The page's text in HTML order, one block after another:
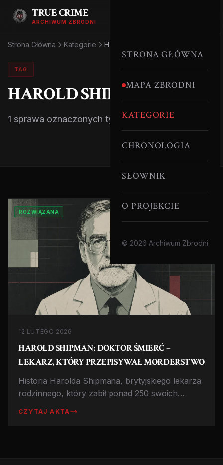
TRUE CRIME
ARCHIWUM ZBRODNI
STRONA GŁÓWNA
MAPA ZBRODNI
KATEGORIE
CHRONOLOGIA
SŁOWNIK
O PROJEKCIE
© 2026 Archiwum Zbrodni
Strona Główna Kategorie Harold Shipman
TAG
HAROLD SHIPMAN
1 sprawa oznaczonych tym tagiem.
ROZWIĄZANA SERYJNI MORDERCY
12 LUTEGO 2026
HAROLD SHIPMAN: DOKTOR ŚMIERĆ –
LEKARZ, KTÓRY PRZEPISYWAŁ MORDERSTWO
Historia Harolda Shipmana, brytyjskiego lekarza
rodzinnego, który zabił ponad 250 swoich
CZYTAJ AKTA